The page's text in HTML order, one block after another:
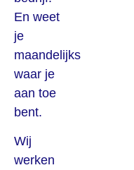
En weet
je
maandelijks
waar je
aan toe
bent.
Wij
werken